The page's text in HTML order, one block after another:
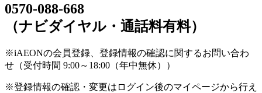
0570-088-668
（ナビダイヤル・通話料有料）
※iAEONの会員登録、登録情報の確認に関するお問い合わ
せ（受付時間 9:00～18:00（年中無休））
※登録情報の確認・変更はログイン後のマイページから行え